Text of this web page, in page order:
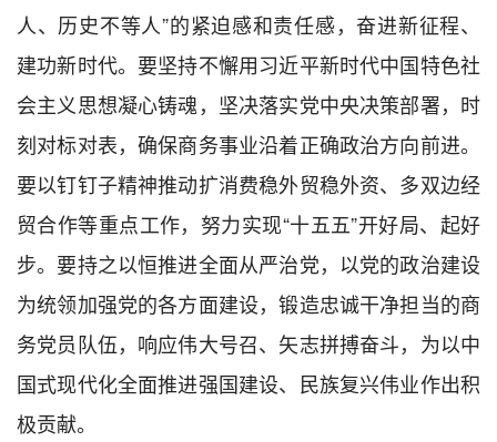
人、历史不等人”的紧迫感和责任感，奋进新征程、
建功新时代。要坚持不懈用习近平新时代中国特色社
会主义思想凝心铸魂，坚决落实党中央决策部署，时
刻对标对表，确保商务事业沿着正确政治方向前进。
要以钉钉子精神推动扩消费稳外贸稳外资、多双边经
贸合作等重点工作，努力实现“十五五”开好局、起好
步。要持之以恒推进全面从严治党，以党的政治建设
为统领加强党的各方面建设，锻造忠诚干净担当的商
务党员队伍，响应伟大号召、矢志拼搏奋斗，为以中
国式现代化全面推进强国建设、民族复兴伟业作出积
极贡献。